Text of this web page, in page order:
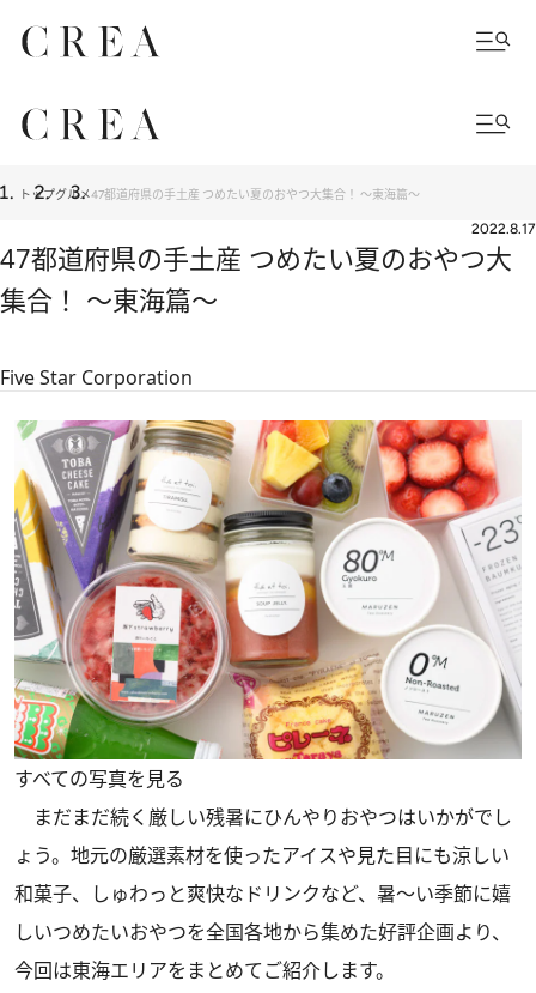
トップグルメ47都道府県の手土産 つめたい夏のおやつ大集合！ ～東海篇～
2022.8.17
47都道府県の手土産 つめたい夏のおやつ大
集合！ ～東海篇～
Five Star Corporation
すべての写真を見る
まだまだ続く厳しい残暑にひんやりおやつはいかがでし
ょう。地元の厳選素材を使ったアイスや見た目にも涼しい
和菓子、しゅわっと爽快なドリンクなど、暑～い季節に嬉
しいつめたいおやつを全国各地から集めた好評企画より、
今回は東海エリアをまとめてご紹介します。